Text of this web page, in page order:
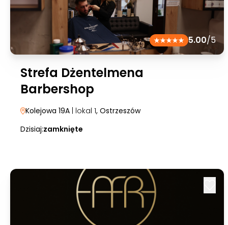
5.00/5
Strefa Dżentelmena
Barbershop
Kolejowa 19A | lokal 1, Ostrzeszów
Dzisiaj:zamknięte